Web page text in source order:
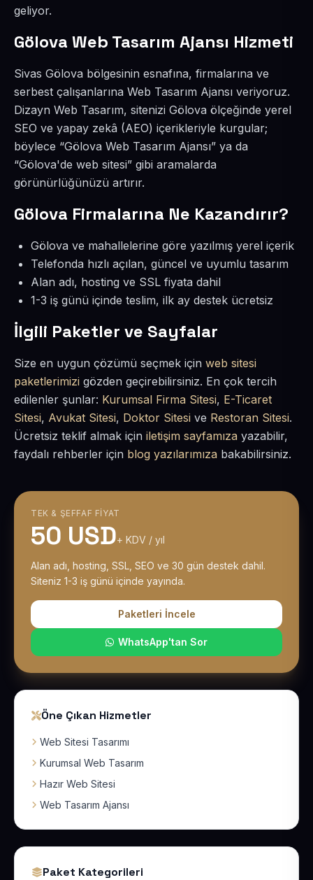
geliyor.
Gölova Web Tasarım Ajansı Hizmeti
Sivas Gölova bölgesinin esnafına, firmalarına ve
serbest çalışanlarına Web Tasarım Ajansı veriyoruz.
Dizayn Web Tasarım, sitenizi Gölova ölçeğinde yerel
SEO ve yapay zekâ (AEO) içerikleriyle kurgular;
böylece “Gölova Web Tasarım Ajansı” ya da
“Gölova'de web sitesi” gibi aramalarda
görünürlüğünüzü artırır.
Gölova Firmalarına Ne Kazandırır?
Gölova ve mahallelerine göre yazılmış yerel içerik
Telefonda hızlı açılan, güncel ve uyumlu tasarım
Alan adı, hosting ve SSL fiyata dahil
1-3 iş günü içinde teslim, ilk ay destek ücretsiz
İlgili Paketler ve Sayfalar
Size en uygun çözümü seçmek için web sitesi
paketlerimizi gözden geçirebilirsiniz. En çok tercih
edilenler şunlar: Kurumsal Firma Sitesi, E-Ticaret
Sitesi, Avukat Sitesi, Doktor Sitesi ve Restoran Sitesi.
Ücretsiz teklif almak için iletişim sayfamıza yazabilir,
faydalı rehberler için blog yazılarımıza bakabilirsiniz.
TEK & ŞEFFAF FIYAT
50 USD+ KDV / yıl
Alan adı, hosting, SSL, SEO ve 30 gün destek dahil.
Siteniz 1-3 iş günü içinde yayında.
Paketleri İncele
WhatsApp'tan Sor
Öne Çıkan Hizmetler
Web Sitesi Tasarımı
Kurumsal Web Tasarım
Hazır Web Sitesi
Web Tasarım Ajansı
Paket Kategorileri